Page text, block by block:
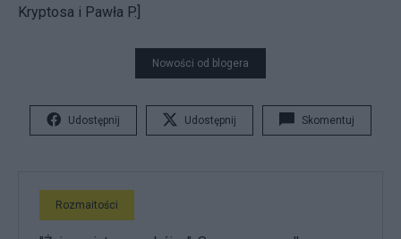
Kryptosa i Pawła P.]
Nowości od blogera
Udostępnij Udostępnij Skomentuj
Rozmaitości